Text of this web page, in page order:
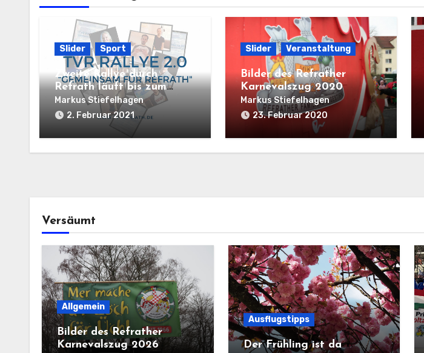
Slider Sport
Zweite Rallye durch
Refrath läuft bis zum
14.02.2021
Markus Stiefelhagen
2. Februar 2021
Slider Veranstaltung
Bilder des Refrather
Karnevalszug 2020
Markus Stiefelhagen
23. Februar 2020
Versäumt
Allgemein
Bilder des Refrather
Karnevalszug 2026
Ausflugstipps
Der Frühling ist da